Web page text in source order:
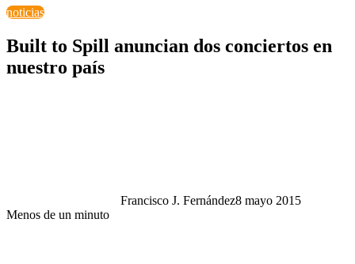
noticias
Built to Spill anuncian dos conciertos en
nuestro país
Francisco J. Fernández8 mayo 2015
Menos de un minuto